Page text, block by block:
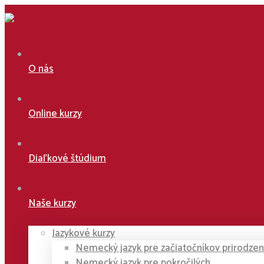
O nás
Online kurzy
Diaľkové štúdium
Naše kurzy
Jazykové kurzy
Nemecký jazyk pre začiatočníkov